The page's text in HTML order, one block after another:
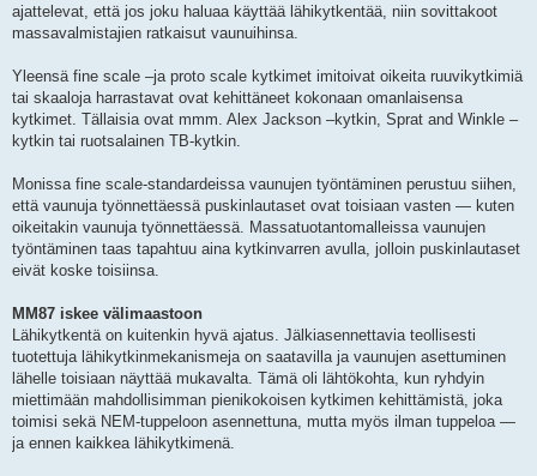
ajattelevat, että jos joku haluaa käyttää lähikytkentää, niin sovittakoot
massavalmistajien ratkaisut vaunuihinsa.
Yleensä fine scale –ja proto scale kytkimet imitoivat oikeita ruuvikytkimiä
tai skaaloja harrastavat ovat kehittäneet kokonaan omanlaisensa
kytkimet. Tällaisia ovat mmm. Alex Jackson –kytkin, Sprat and Winkle –
kytkin tai ruotsalainen TB-kytkin.
Monissa fine scale-standardeissa vaunujen työntäminen perustuu siihen,
että vaunuja työnnettäessä puskinlautaset ovat toisiaan vasten — kuten
oikeitakin vaunuja työnnettäessä. Massatuotantomalleissa vaunujen
työntäminen taas tapahtuu aina kytkinvarren avulla, jolloin puskinlautaset
eivät koske toisiinsa.
MM87 iskee välimaastoon
Lähikytkentä on kuitenkin hyvä ajatus. Jälkiasennettavia teollisesti
tuotettuja lähikytkinmekanismeja on saatavilla ja vaunujen asettuminen
lähelle toisiaan näyttää mukavalta. Tämä oli lähtökohta, kun ryhdyin
miettimään mahdollisimman pienikokoisen kytkimen kehittämistä, joka
toimisi sekä NEM-tuppeloon asennettuna, mutta myös ilman tuppeloa —
ja ennen kaikkea lähikytkimenä.